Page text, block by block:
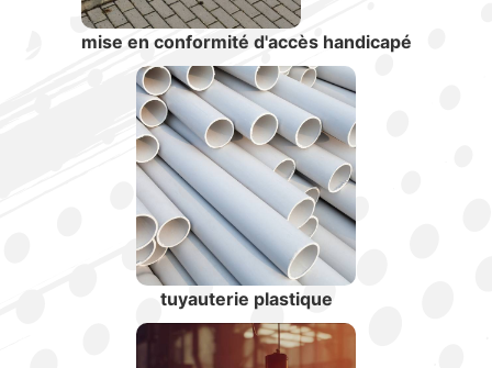
mise en conformité d'accès handicapé
tuyauterie plastique